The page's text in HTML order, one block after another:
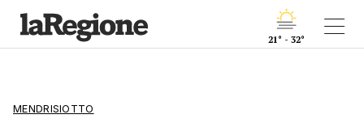
21° - 32°
MENDRISIOTTO